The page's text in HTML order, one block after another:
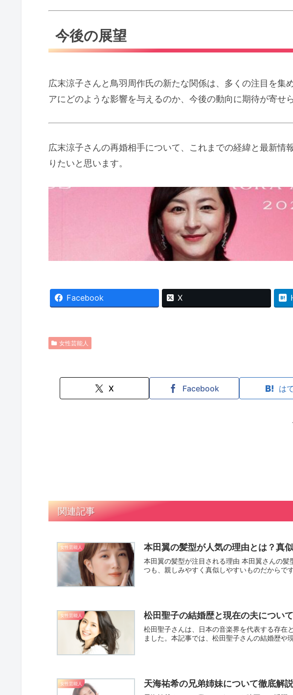
今後の展望
広末涼子さんと鳥羽周作氏の新たな関係は、多くの注目を
アにどのような影響を与えるのか、今後の動向に期待が寄せ
広末涼子さんの再婚相手について、これまでの経緯と最新
りたいと思います。
Facebook X
女性芸能人
X Facebook は
関連記事
女性芸能人 本田翼の髪型が人気の理由とは？真
本田翼の髪型が注目される理由 本田翼さんの
つも、親しみやすく真似しやすいものだからで
女性芸能人 松田聖子の結婚歴と現在の夫につい
松田聖子さんは、日本の音楽界を代表する存在
ました。本記事では、松田聖子さんの結婚歴
女性芸能人 天海祐希の兄弟姉妹について徹底解